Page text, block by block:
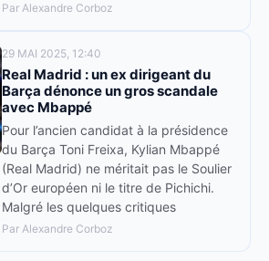
Par Alexandre Corboz
29 MAI 2025, 12:40
Real Madrid : un ex dirigeant du
Barça dénonce un gros scandale
avec Mbappé
Pour l’ancien candidat à la présidence
du Barça Toni Freixa, Kylian Mbappé
(Real Madrid) ne méritait pas le Soulier
d’Or européen ni le titre de Pichichi.
Malgré les quelques critiques
Par Alexandre Corboz